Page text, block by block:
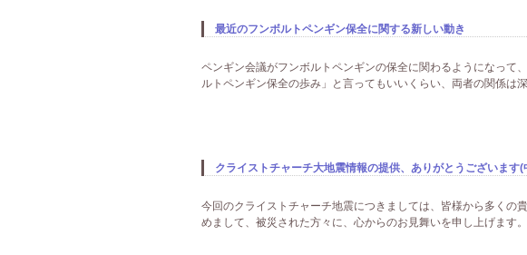
最近のフンボルトペンギン保全に関する新しい動き
ペンギン会議がフンボルトペンギンの保全に関わるようになって
ルトペンギン保全の歩み」と言ってもいいくらい、両者の関係は
クライストチャーチ大地震情報の提供、ありがとうございます
今回のクライストチャーチ地震につきましては、皆様から多くの
めまして、被災された方々に、心からのお見舞いを申し上げます